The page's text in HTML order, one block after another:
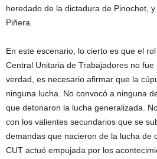
heredado de la dictadura de Pinochet,
Piñera.
En este escenario, lo cierto es que el
Central Unitaria de Trabajadores no
verdad, es necesario afirmar que la
ninguna lucha. No convocó a ninguna
que detonaron la lucha generalizada.
con los valientes secundarios que se
demandas que nacieron de la lucha de
CUT actuó empujada por los